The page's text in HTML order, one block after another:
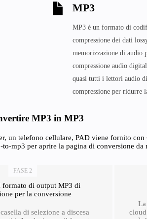
MP3
MP3 è un formato di
compressione dei dati
memorizzazione di audio
compressione audio
quasi tutti i lettori audio
compressione per ridurre
MP3 in MP3
un telefono cellulare, PAD viene fornito
mp3 per aprire la pagina di conversione da
FASE 2
formato di output MP3 di
per la conversione
di selezione a discesa